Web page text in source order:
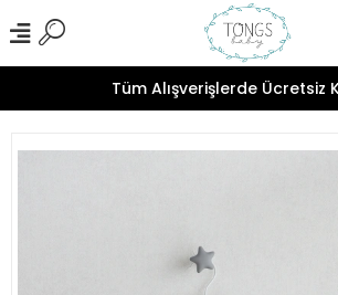
Tüm Alışverişlerde Ücretsiz